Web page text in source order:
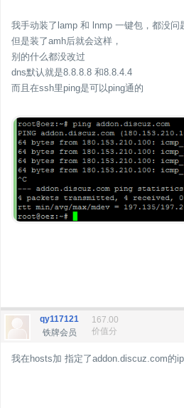
我手动装了lamp 和 lnmp 一键包，都没问
但是装了amh后就会这样，
别的什么都没改过
dns默认就是8.8.8.8 和8.8.4.4
而且在ssh里ping是可以ping通的
qy117121
铁牌会员
167.00
价值分
我在hosts加 指定了addon.discuz.com的